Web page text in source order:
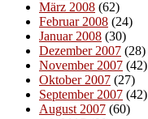
März 2008 (62)
Februar 2008 (24)
Januar 2008 (30)
Dezember 2007 (28)
November 2007 (42)
Oktober 2007 (27)
September 2007 (42)
August 2007 (60)